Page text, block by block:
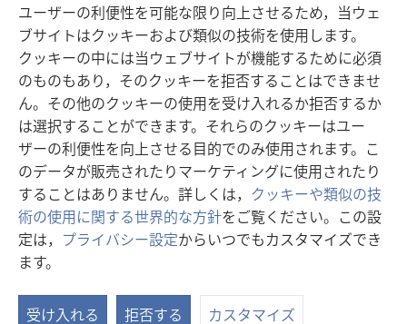
ユーザーの利便性を可能な限り向上させるため，当ウェ
ブサイトはクッキーおよび類似の技術を使用します。
クッキーの中には当ウェブサイトが機能するために必須
のものもあり，そのクッキーを拒否することはできませ
ん。その他のクッキーの使用を受け入れるか拒否するか
は選択することができます。それらのクッキーはユー
ザーの利便性を向上させる目的でのみ使用されます。こ
のデータが販売されたりマーケティングに使用されたり
することはありません。詳しくは， クッキーや類似の技
術の使用に関する世界的な方針をご覧ください。この設
定は， プライバシー設定からいつでもカスタマイズでき
ます。
受け入れる 拒否する カスタマイズ
し
い
タ
ブ
で
開
く）
ものみの塔 オンライン・ライブラリー
（新
し
い
タ
ブ
で
開
く）
JW Hub ®
（新
し
い
タ
ブ
で
開
く）
JW Library
Watchtower Library®
Copyright
利用規約